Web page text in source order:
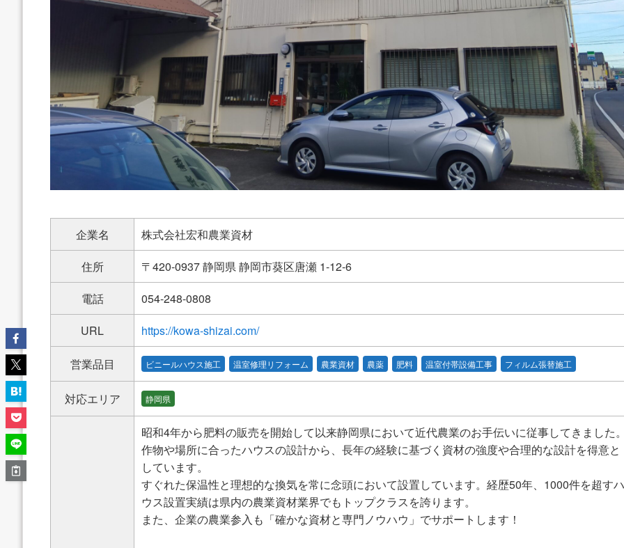
企業名
株式会社宏和農業資材
住所
〒420-0937 静岡県 静岡市葵区唐瀬 1-12-6
電話
054-248-0808
URL
https://kowa-shizai.com/
営業品目 ビニールハウス施工 温室修理リフォーム 農業資材 農薬 肥料 温室付帯設備工事 フィルム張替施工
対応エリア 静岡県
昭和4年から肥料の販売を開始して以来静岡県において近代農業のお手伝いに従事してきました
作物や場所に合ったハウスの設計から、長年の経験に基づく資材の強度や合理的な設計を得意と
しています。
すぐれた保温性と理想的な換気を常に念頭において設置しています。経歴50年、1000件を超すハ
ウス設置実績は県内の農業資材業界でもトップクラスを誇ります。
また、企業の農業参入も「確かな資材と専門ノウハウ」でサポートします！